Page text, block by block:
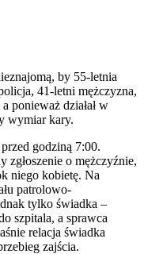
by 55-letnia
41-letni mężczyzna,
ponieważ działał w
wymiar kary.
godziną 7:00.
zgłoszenie o mężczyźnie,
niego kobietę. Na
patrolowo-
tylko świadka –
szpitala, a sprawca
relacja świadka
zajścia.